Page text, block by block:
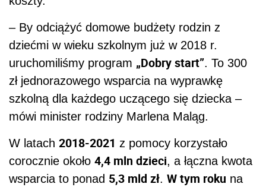
– By odciążyć domowe budżety rodzin z
dziećmi w wieku szkolnym już w 2018 r.
uruchomiliśmy program „Dobry start”. To 300
zł jednorazowego wsparcia na wyprawkę
szkolną dla każdego uczącego się dziecka –
mówi minister rodziny Marlena Maląg.
W latach 2018-2021 z pomocy korzystało
corocznie około 4,4 mln dzieci, a łączna kwota
wsparcia to ponad 5,3 mld zł. W tym roku na